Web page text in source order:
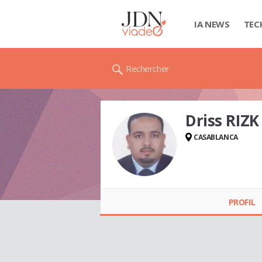
IA NEWS
Rechercher
Driss RIZK
CASABLANCA
PROFIL